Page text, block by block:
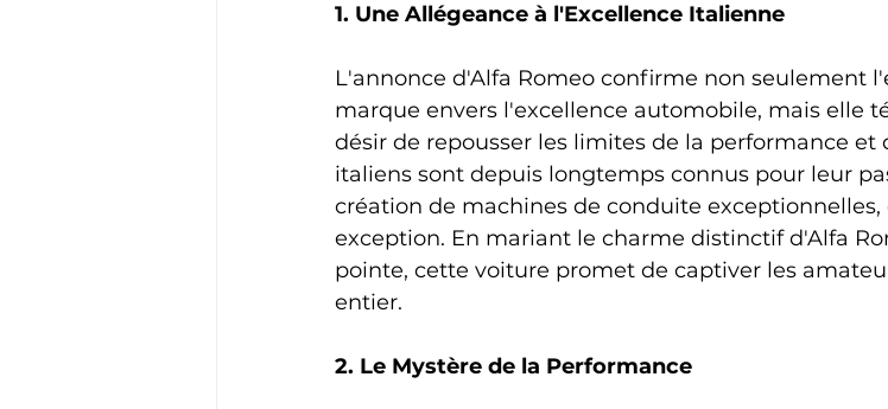
1. Une Allégeance à l'Excellence Italienne
L'annonce d'Alfa Romeo confirme non seulement
marque envers l'excellence automobile, mais elle
désir de repousser les limites de la performance et
italiens sont depuis longtemps connus pour leur
création de machines de conduite
exception. En mariant le charme distinctif d'Alfa
pointe, cette voiture promet de captiver les
entier.
2. Le Mystère de la Performance